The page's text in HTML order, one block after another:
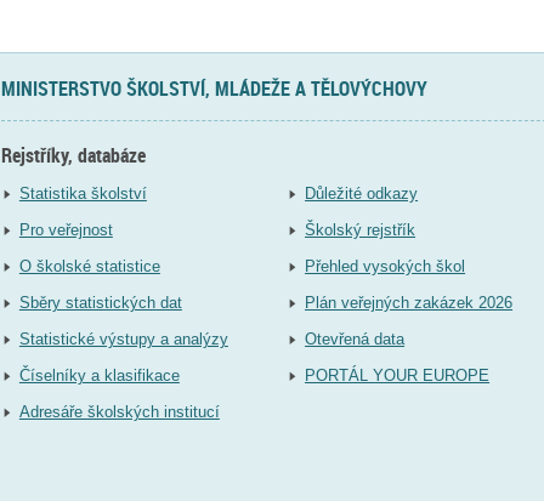
MINISTERSTVO ŠKOLSTVÍ, MLÁDEŽE A TĚLOVÝCHOVY
Rejstříky, databáze
Statistika školství
Pro veřejnost
O školské statistice
Sběry statistických dat
Statistické výstupy a analýzy
Číselníky a klasifikace
Adresáře školských institucí
Důležité odkazy
Školský rejstřík
Přehled vysokých škol
Plán veřejných zakázek 2026
Otevřená data
PORTÁL YOUR EUROPE